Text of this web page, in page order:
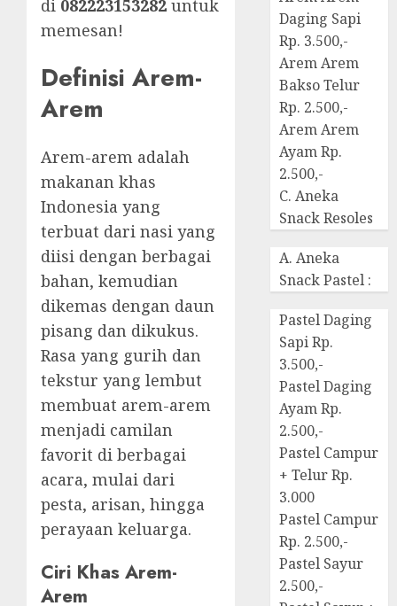
di 082223153282 untuk
memesan!
Definisi Arem-
Arem
Arem-arem adalah
makanan khas
Indonesia yang
terbuat dari nasi yang
diisi dengan berbagai
bahan, kemudian
dikemas dengan daun
pisang dan dikukus.
Rasa yang gurih dan
tekstur yang lembut
membuat arem-arem
menjadi camilan
favorit di berbagai
acara, mulai dari
pesta, arisan, hingga
perayaan keluarga.
Ciri Khas Arem-
Arem
Daging Sapi
Rp. 3.500,-
Arem Arem
Bakso Telur
Rp. 2.500,-
Arem Arem
Ayam Rp.
2.500,-
C. Aneka
Snack Resoles
A. Aneka
Snack Pastel :
Pastel Daging
Sapi Rp.
3.500,-
Pastel Daging
Ayam Rp.
2.500,-
Pastel Campur
+ Telur Rp.
3.000
Pastel Campur
Rp. 2.500,-
Pastel Sayur
2.500,-